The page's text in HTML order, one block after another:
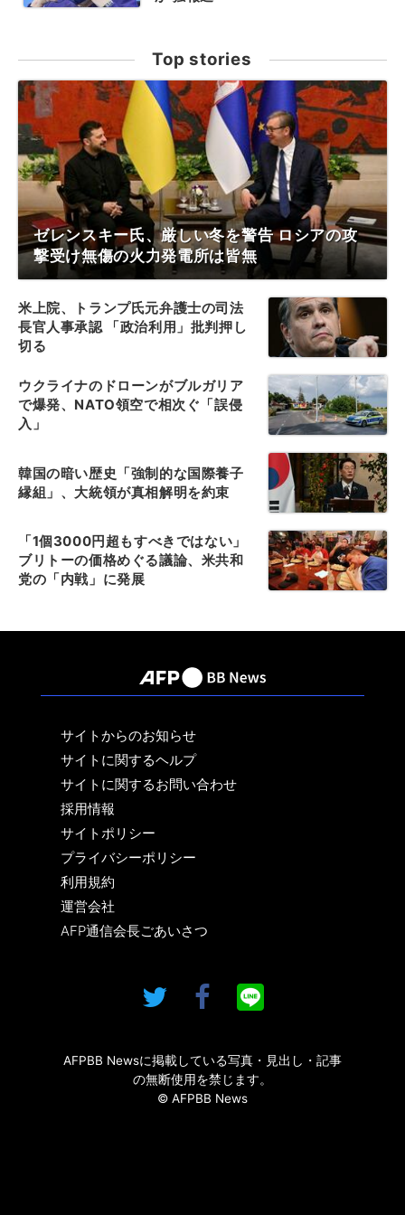
Top stories
ゼレンスキー氏、厳しい冬を警告 ロシアの攻
撃受け無傷の火力発電所は皆無
米上院、トランプ氏元弁護士の司法
長官人事承認 「政治利用」批判押し
切る
ウクライナのドローンがブルガリア
で爆発、NATO領空で相次ぐ「誤侵
入」
韓国の暗い歴史「強制的な国際養子
縁組」、大統領が真相解明を約束
「1個3000円超もすべきではない」
ブリトーの価格めぐる議論、米共和
党の「内戦」に発展
サイトからのお知らせ
サイトに関するヘルプ
サイトに関するお問い合わせ
採用情報
サイトポリシー
プライバシーポリシー
利用規約
運営会社
AFP通信会長ごあいさつ
AFPBB Newsに掲載している写真・見出し・記事
の無断使用を禁じます。
© AFPBB News